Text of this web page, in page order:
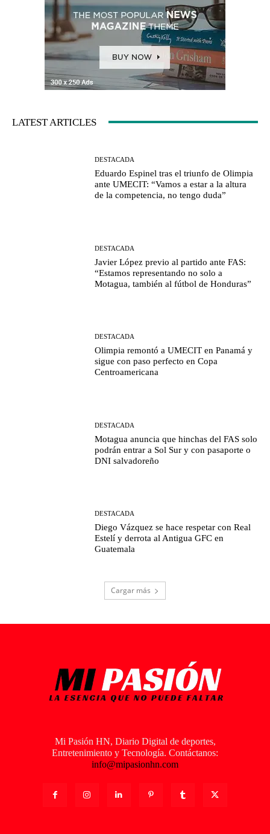
LATEST ARTICLES
DESTACADA
Eduardo Espinel tras el triunfo de Olimpia
ante UMECIT: “Vamos a estar a la altura
de la competencia, no tengo duda”
DESTACADA
Javier López previo al partido ante FAS:
“Estamos representando no solo a
Motagua, también al fútbol de Honduras”
DESTACADA
Olimpia remontó a UMECIT en Panamá y
sigue con paso perfecto en Copa
Centroamericana
DESTACADA
Motagua anuncia que hinchas del FAS solo
podrán entrar a Sol Sur y con pasaporte o
DNI salvadoreño
DESTACADA
Diego Vázquez se hace respetar con Real
Estelí y derrota al Antigua GFC en
Guatemala
Cargar más
Mi Pasión HN, Diario Digital de deportes,
Entretenimiento y Tecnología. Contáctanos:
info@mipasionhn.com